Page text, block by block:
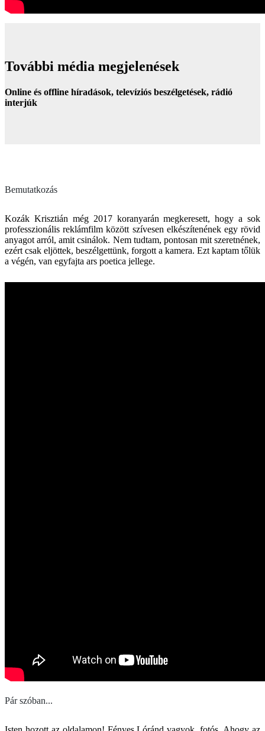
További média megjelenések
Online és offline híradások, televíziós beszélgetések, rádió
interjúk
Bemutatkozás
Kozák Krisztián még 2017 koranyarán megkeresett, hogy a sok
professzionális reklámfilm között szívesen elkészítenének egy rövid
anyagot arról, amit csinálok. Nem tudtam, pontosan mit szeretnének,
ezért csak eljöttek, beszélgettünk, forgott a kamera. Ezt kaptam tőlük
a végén, van egyfajta ars poetica jellege.
Pár szóban...